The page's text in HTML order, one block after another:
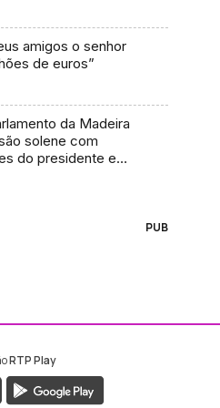
amigos o senhor
de euros”
da Madeira
solene com
do presidente e
PUB
RTP Play